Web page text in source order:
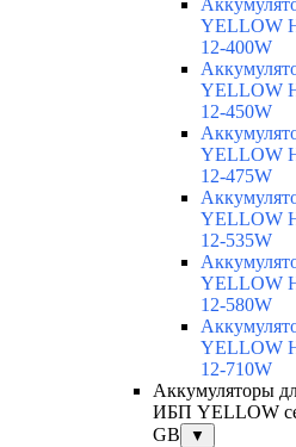
YELLOW
12-400W
YELLOW
12-450W
YELLOW
12-475W
YELLOW
12-535W
YELLOW
12-580W
YELLOW
12-710W
Аккумуляторы
ИБП YELLOW
GB
▼